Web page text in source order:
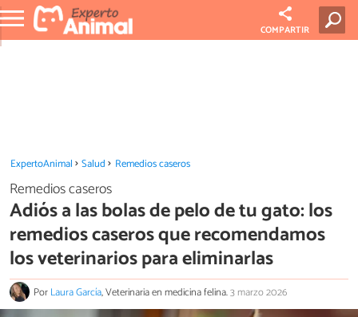
COMPARTIR
ExpertoAnimal Salud Remedios caseros
Remedios caseros
Adiós a las bolas de pelo de tu gato: los
remedios caseros que recomendamos
los veterinarios para eliminarlas
PorLaura García, Veterinaria en medicina felina.3 marzo 2026